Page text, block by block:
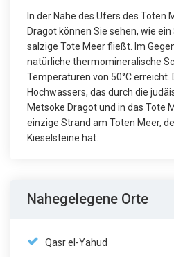
In der Nähe des Ufers des Toten
Dragot können Sie sehen, wie
salzige Tote Meer fließt. Im
natürliche thermomineralische
Temperaturen von 50°C erreicht.
Hochwassers, das durch die
Metsoke Dragot und in das Tote
einzige Strand am Toten Meer,
Kieselsteine hat.
Nahegelegene Orte
Qasr el-Yahud